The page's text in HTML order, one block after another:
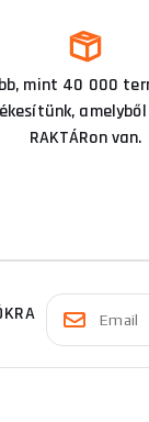
mint 40 000
RAKTÁRon van.